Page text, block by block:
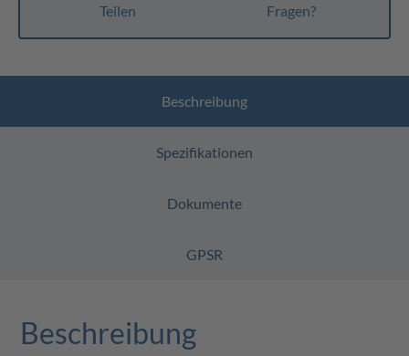
Teilen Fragen?
Beschreibung
Spezifikationen
Dokumente
GPSR
Beschreibung